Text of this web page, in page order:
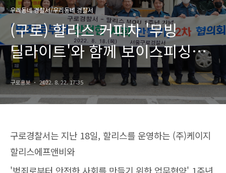
우리동네 경찰서/우리동네 경찰서
(구로) 할리스 커피차 '무빙
딜라이트'와 함께 보이스피싱
예방 홍보
구로홍보 2022. 8. 22. 17:35
구로경찰서는 지난 18일, 할리스를 운영하는 (주)케이지
할리스에프앤비와